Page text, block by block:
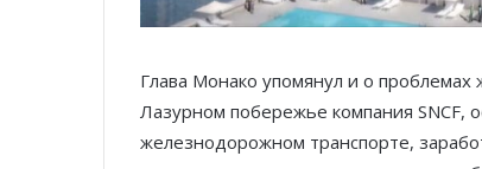
Глава Монако упомянул и о
Лазурном побережье компания SNCF,
железнодорожном транспорте,